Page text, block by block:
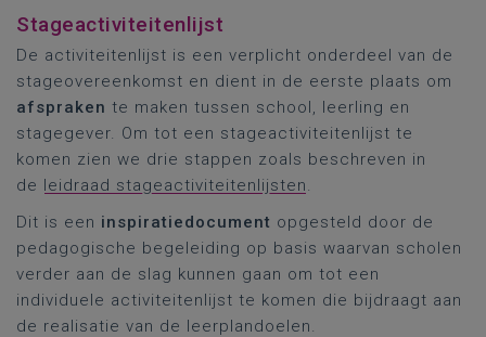
Stageactiviteitenlijst
De activiteitenlijst is een verplicht onderdeel van de
stageovereenkomst en dient in de eerste plaats om
afspraken te maken tussen school, leerling en
stagegever. Om tot een stageactiviteitenlijst te
komen zien we drie stappen zoals beschreven in
de leidraad stageactiviteitenlijsten.
Dit is een inspiratiedocument opgesteld door de
pedagogische begeleiding op basis waarvan scholen
verder aan de slag kunnen gaan om tot een
individuele activiteitenlijst te komen die bijdraagt aan
de realisatie van de leerplandoelen.